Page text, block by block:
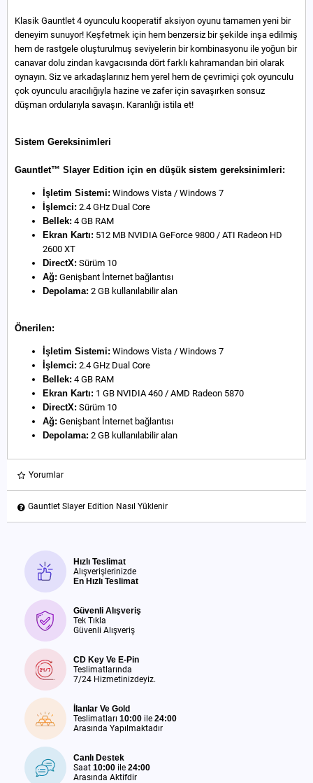
Klasik Gauntlet 4 oyunculu kooperatif aksiyon oyunu tamamen yeni bir
deneyim sunuyor! Keşfetmek için hem benzersiz bir şekilde inşa edilmiş
hem de rastgele oluşturulmuş seviyelerin bir kombinasyonu ile yoğun bir
canavar dolu zindan kavgacısında dört farklı kahramandan biri olarak
oynayın. Siz ve arkadaşlarınız hem yerel hem de çevrimiçi çok oyunculu
çok oyunculu aracılığıyla hazine ve zafer için savaşırken sonsuz
düşman ordularıyla savaşın. Karanlığı istila et!
Sistem Gereksinimleri
Gauntlet™ Slayer Edition için en düşük sistem gereksinimleri:
İşletim Sistemi: Windows Vista / Windows 7
İşlemci: 2.4 GHz Dual Core
Bellek: 4 GB RAM
Ekran Kartı: 512 MB NVIDIA GeForce 9800 / ATI Radeon HD
2600 XT
DirectX: Sürüm 10
Ağ: Genişbant İnternet bağlantısı
Depolama: 2 GB kullanılabilir alan
Önerilen:
İşletim Sistemi: Windows Vista / Windows 7
İşlemci: 2.4 GHz Dual Core
Bellek: 4 GB RAM
Ekran Kartı: 1 GB NVIDIA 460 / AMD Radeon 5870
DirectX: Sürüm 10
Ağ: Genişbant İnternet bağlantısı
Depolama: 2 GB kullanılabilir alan
Yorumlar
Gauntlet Slayer Edition Nasıl Yüklenir
Hızlı Teslimat
Alışverişlerinizde
En Hızlı Teslimat
Güvenli Alışveriş
Tek Tıkla
Güvenli Alışveriş
CD Key Ve E-Pin
Teslimatlarında
7/24 Hizmetinizdeyiz.
İlanlar Ve Gold
Teslimatları 10:00 ile 24:00
Arasında Yapılmaktadır
Canlı Destek
Saat 10:00 ile 24:00
Arasında Aktifdir